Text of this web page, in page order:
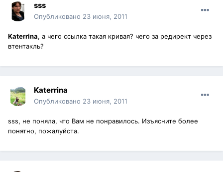
sss
Опубликовано 23 июня, 2011
Katerrina, а чего ссылка такая кривая? чего за редирект через
втентакль?
Katerrina
Опубликовано 23 июня, 2011
sss, не поняла, что Вам не понравилось. Изъясните более
понятно, пожалуйста.